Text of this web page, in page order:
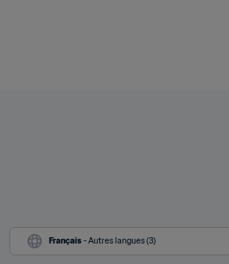
Français - Autres langues (3)